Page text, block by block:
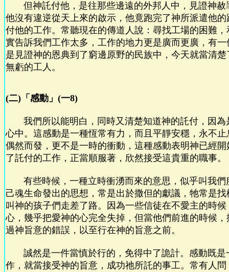
但神託付他，是往那些邊遠的外邦人中，見證神赦
他沒有違逆從天上來的啟示，他竟跑完了神所派遣他
付他的工作。常聽現在的傳道人說：尋找工場的困難
實告訴我們工作太多，工作的地力更是廣而更廣，有
是見證神的恩典到了窮邊原野的民族中，今天就當清
無虧的工人。
(二)「感動」(一8)
我們所以能明白，同時又清楚知道神的託付，因為
心中。這感動是一種恆常有力，而且平靜安穩，永不
偶然而發，更不是一時的衝動，這種感動表明神已經
了託付的工作，正當順服著，欣然接受這貴重的職事。
有些時候，一種立時衝湧而來的意思，似乎叫我們
己魂生命發出的思想，常是出於撒但的獻議，牠常是
叫神的孩子們走差了路。因為一些信徒在不愛主的時
心，幾乎把愛神的心完全失掉，但當他們前進的時候
過神旨意的錯誤，以至行在神的旨意之前。
誠然是一件當慎於行的，免得中了詭計。感動既是
作，就當接受神的旨意，成功祂所託的事工。常有人